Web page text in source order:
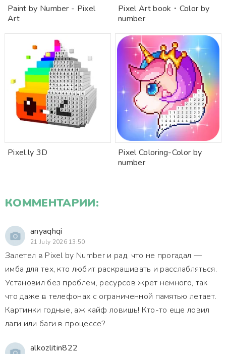
Paint by Number - Pixel
Art
Pixel Art book・Color by
number
Pixel.ly 3D
Pixel Coloring-Color by
number
КОММЕНТАРИИ:
anyaqhqi
21 July 2026 13:50
Залетел в Pixel by Number и рад, что не прогадал —
имба для тех, кто любит раскрашивать и расслабляться.
Установил без проблем, ресурсов жрет немного, так
что даже в телефонах с ограниченной памятью летает.
Картинки годные, аж кайф ловишь! Кто-то еще ловил
лаги или баги в процессе?
alkozlitin822